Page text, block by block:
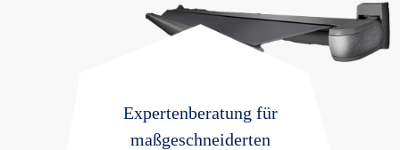
Expertenberatung für
maßgeschneiderten